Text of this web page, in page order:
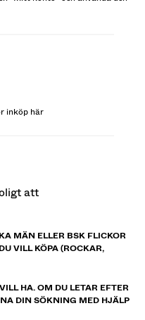
inköp här
att
MÄN ELLER BSK FLICKOR
VILL KÖPA (ROCKAR,
HA. OM DU LETAR EFTER
DIN SÖKNING MED HJÄLP